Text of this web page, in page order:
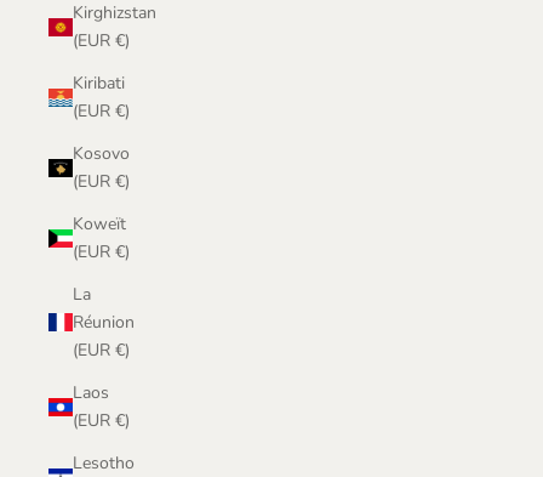
Kirghizstan
(EUR €)
Kiribati
(EUR €)
Kosovo
(EUR €)
Koweït
(EUR €)
La
Réunion
(EUR €)
Laos
(EUR €)
Lesotho